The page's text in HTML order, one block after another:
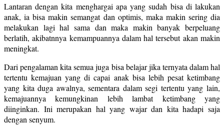
Lantaran dengan kita menghargai apa yang sudah bisa di lakukan
anak, ia bisa makin semangat dan optimis, maka makin sering dia
melakukan lagi hal sama dan maka makin banyak berpeluang
berlatih, akibatnnya kemampuannya dalam hal tersebut akan makin
meningkat.
Dari pengalaman kita semua juga bisa belajar jika ternyata dalam hal
tertentu kemajuan yang di capai anak bisa lebih pesat ketimbang
yang kita duga awalnya, sementara dalam segi tertentu yang lain,
kemajuannya kemungkinan lebih lambat ketimbang yang
diinginkan. Ini merupakan hal yang wajar dan kita hadapi saja
dengan senyum.